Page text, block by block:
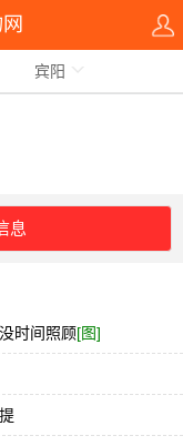
宾阳
息
时间照顾[图]